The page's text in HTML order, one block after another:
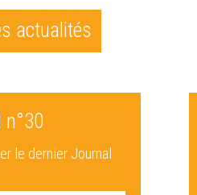
actualités
le dernier Journal